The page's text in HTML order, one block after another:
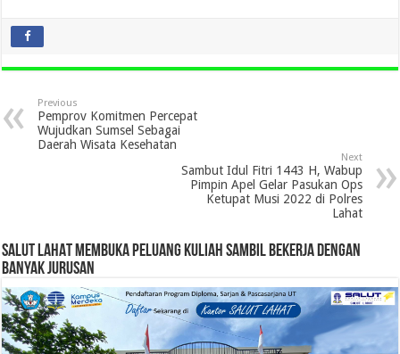
Previous
Pemprov Komitmen Percepat
Wujudkan Sumsel Sebagai
Daerah Wisata Kesehatan
Next
Sambut Idul Fitri 1443 H, Wabup
Pimpin Apel Gelar Pasukan Ops
Ketupat Musi 2022 di Polres
Lahat
SALUT LAHAT MEMBUKA PELUANG KULIAH SAMBIL BEKERJA DENGAN
BANYAK JURUSAN